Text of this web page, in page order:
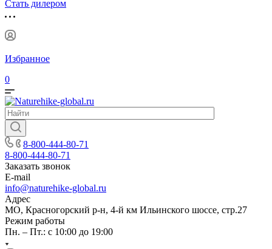
Стать дилером
Избранное
0
8-800-444-80-71
8-800-444-80-71
Заказать звонок
E-mail
info@naturehike-global.ru
Адрес
МО, Красногорский р-н, 4-й км Ильинского шоссе, стр.27
Режим работы
Пн. – Пт.: с 10:00 до 19:00